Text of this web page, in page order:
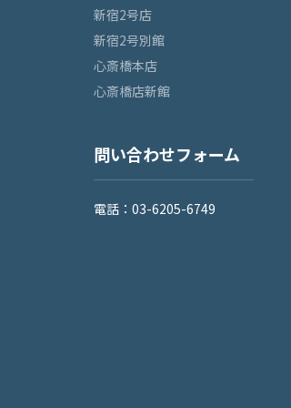
新宿2号店
新宿2号別館
心斎橋本店
心斎橋店新館
問い合わせフォーム
電話：03-6205-6749